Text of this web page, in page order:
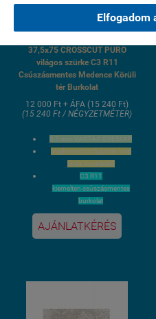
Elfogadom
C3 R11 Csúszásmentes felület
37,5x75 CROSSCUT PURO
világos szürke C3 R11
Csúszásmentes Medence Körüli
tér Burkolat
12 000 Ft + ÁFA (15 240 Ft)
(15 240 Ft / NÉGYZETMÉTER)
8,5 mm VASTAG GRESLAP
Medence körüli járótér, kerti
járda, kocsibálló
C3 R11
kiemelten csúszásmentes
burkolat
37,5x75 cm méret / 4 lap 1,12
m2 gyári kiszerelés
Fagyálló világos szürke greslap
AJÁNLATKÉRÉS